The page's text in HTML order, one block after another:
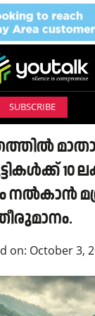
SUBSCRIBE
10
on: October 3,